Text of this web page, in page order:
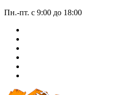
Пн.-пт. с 9:00 до 18:00